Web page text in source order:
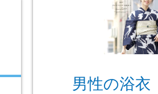
男性の浴衣